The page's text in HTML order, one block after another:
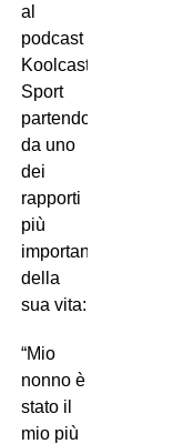
al
podcast
Koolcast
Sport
partendo
da uno
dei
rapporti
più
importanti
della
sua vita:
“Mio
nonno è
stato il
mio più